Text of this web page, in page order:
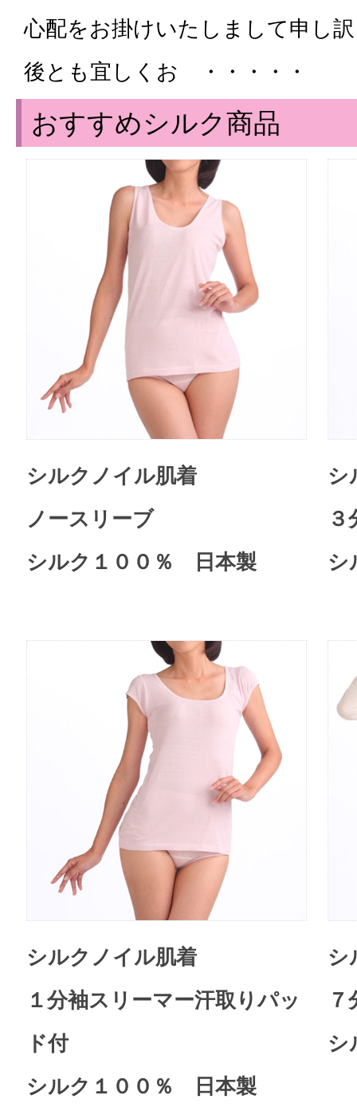
心配をお掛けいたしまして申し
後とも宜しくお ・・・・・
おすすめシルク商品
シルクノイル肌着
ノースリーブ
シルク１００％ 日本製
シ
シ
シルクノイル肌着
１分袖スリーマー汗取りパッ
ド付
シルク１００％ 日本製
シ
シ